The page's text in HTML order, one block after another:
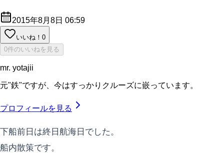
2015年8月8日 06:59
いいね！ 0
0件のいいねを見る
mr. yotajii
元"鉄"ですが、今はすっかりクルーズに嵌っています。
プロフィールを見る
下船前日は終日航海日でした。
船内散策です。